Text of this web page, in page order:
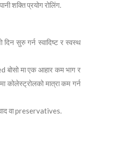
शक्ति प्रयोग रोलिंग.
दिन सुरु गर्न स्वादिष्ट र स्वस्थ
बोसो मा एक आहार कम भाग र
कोलेस्ट्रोलको मात्रा कम गर्न
वा preservatives.